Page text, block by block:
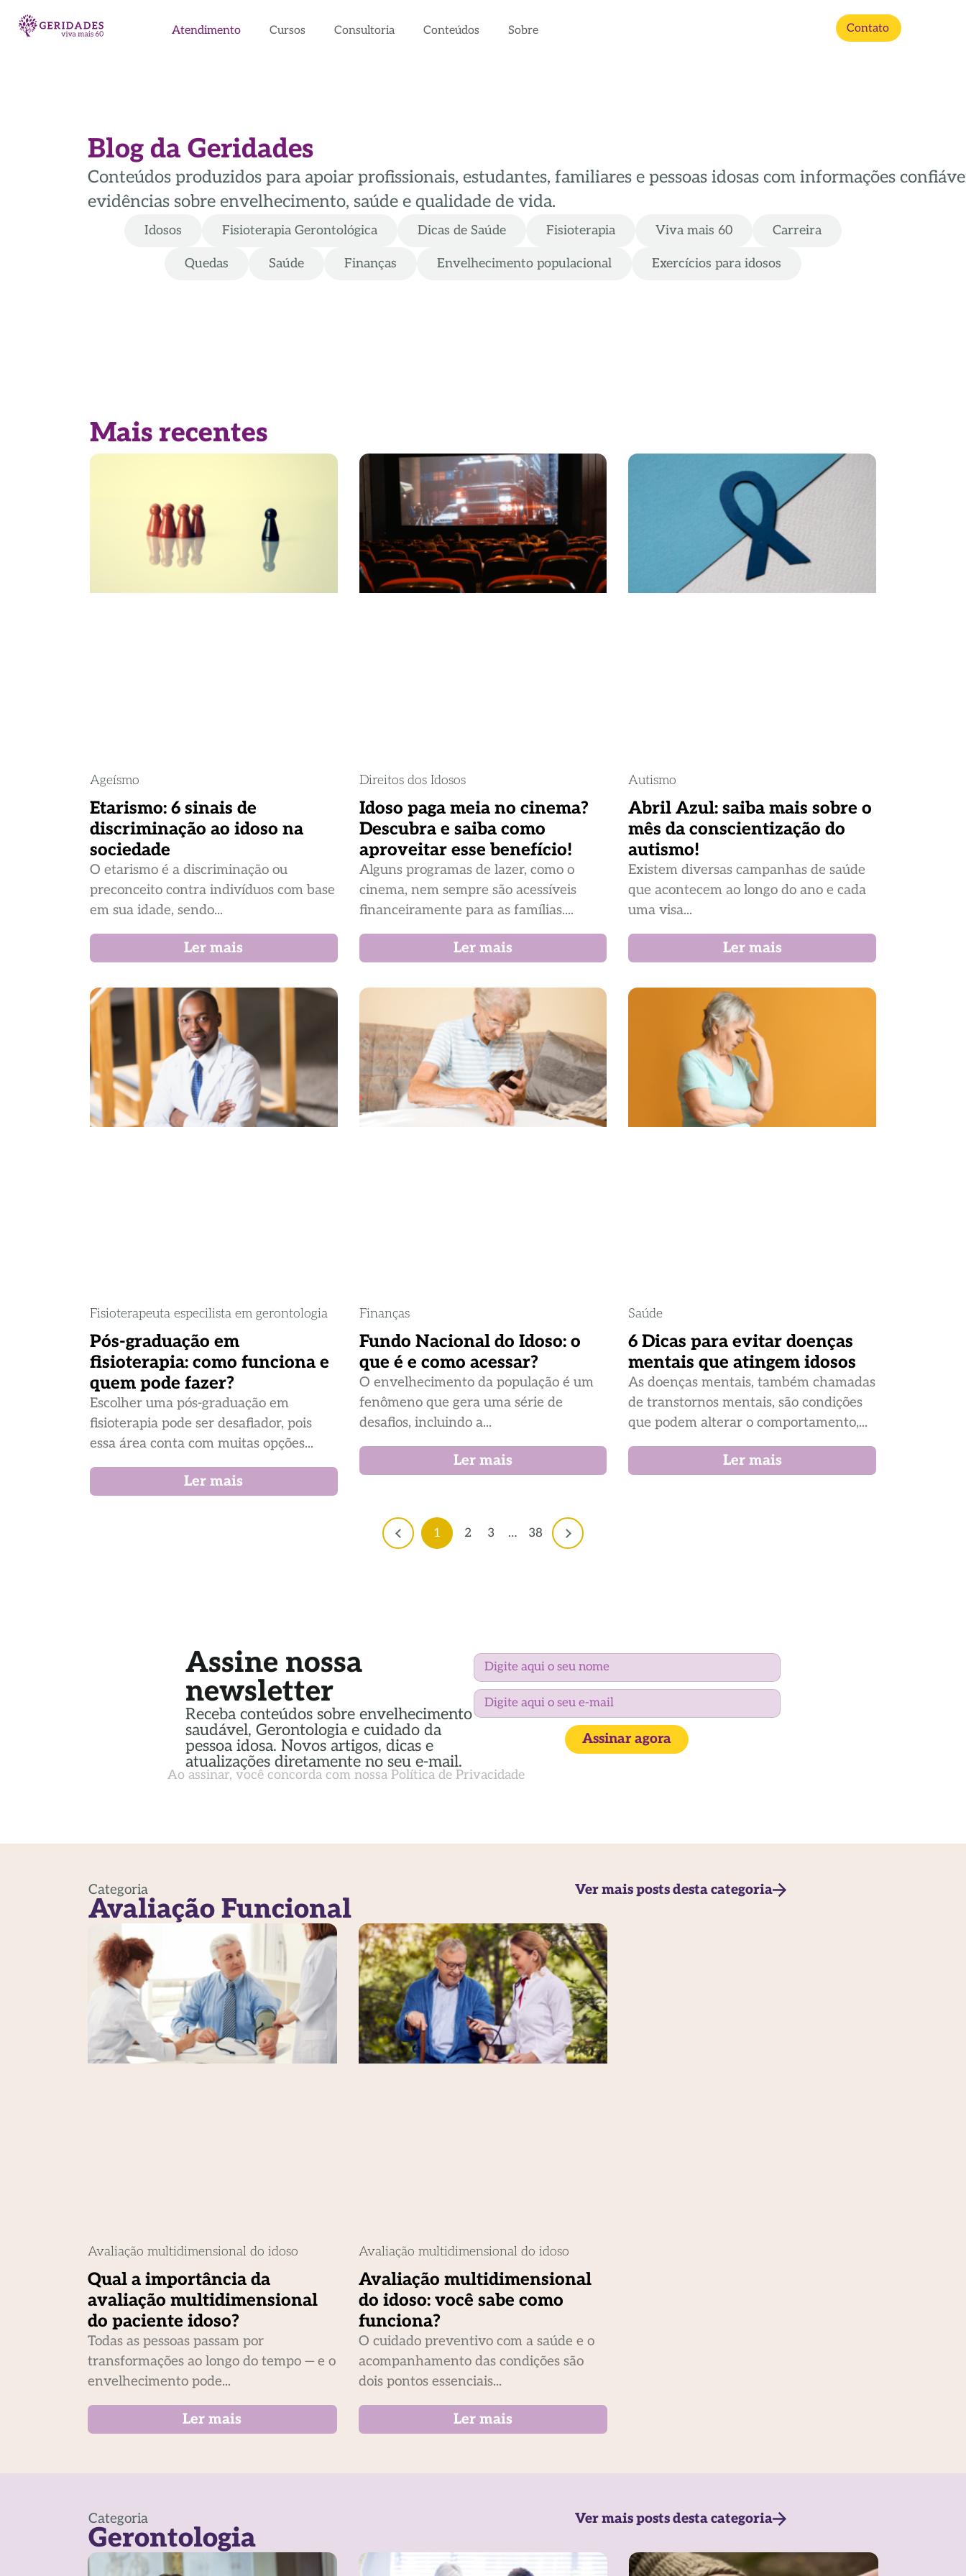
Atendimento Cursos Consultoria Conteúdos Sobre Contato
Blog da Geridades
Conteúdos produzidos para apoiar profissionais, estudantes, familiares e pessoas idosas com informações
evidências sobre envelhecimento, saúde e qualidade de vida.
Idosos Fisioterapia Gerontológica Dicas de Saúde Fisioterapia Viva mais 60 Carreira
Quedas Saúde Finanças Envelhecimento populacional Exercícios para idosos
Mais recentes
Ageísmo
Etarismo: 6 sinais de
discriminação ao idoso na
sociedade
O etarismo é a discriminação ou
preconceito contra indivíduos com base
em sua idade, sendo...
Ler mais
Direitos dos Idosos
Idoso paga meia no cinema?
Descubra e saiba como
aproveitar esse benefício!
Alguns programas de lazer, como o
cinema, nem sempre são acessíveis
financeiramente para as famílias....
Ler mais
Autismo
Abril Azul: saiba mais sobre o
mês da conscientização do
autismo!
Existem diversas campanhas de saúde
que acontecem ao longo do ano e cada
uma visa...
Ler mais
Fisioterapeuta especilista em gerontologia
Pós-graduação em
fisioterapia: como funciona e
quem pode fazer?
Escolher uma pós-graduação em
fisioterapia pode ser desafiador, pois
essa área conta com muitas opções...
Ler mais
Finanças
Fundo Nacional do Idoso: o
que é e como acessar?
O envelhecimento da população é um
fenômeno que gera uma série de
desafios, incluindo a...
Ler mais
Saúde
6 Dicas para evitar doenças
mentais que atingem idosos
As doenças mentais, também chamadas
de transtornos mentais, são condições
que podem alterar o comportamento,...
Ler mais
1 2 3 … 38
Assine nossa
newsletter
Receba conteúdos sobre envelhecimento
saudável, Gerontologia e cuidado da
pessoa idosa. Novos artigos, dicas e
atualizações diretamente no seu e-mail.
Assinar agora
Ao assinar, você concorda com nossa Política de Privacidade
Categoria
Avaliação Funcional
Ver mais posts desta categoria
Avaliação multidimensional do idoso
Qual a importância da
avaliação multidimensional
do paciente idoso?
Todas as pessoas passam por
transformações ao longo do tempo — e o
envelhecimento pode...
Ler mais
Avaliação multidimensional do idoso
Avaliação multidimensional
do idoso: você sabe como
funciona?
O cuidado preventivo com a saúde e o
acompanhamento das condições são
dois pontos essenciais...
Ler mais
Categoria
Gerontologia
Ver mais posts desta categoria